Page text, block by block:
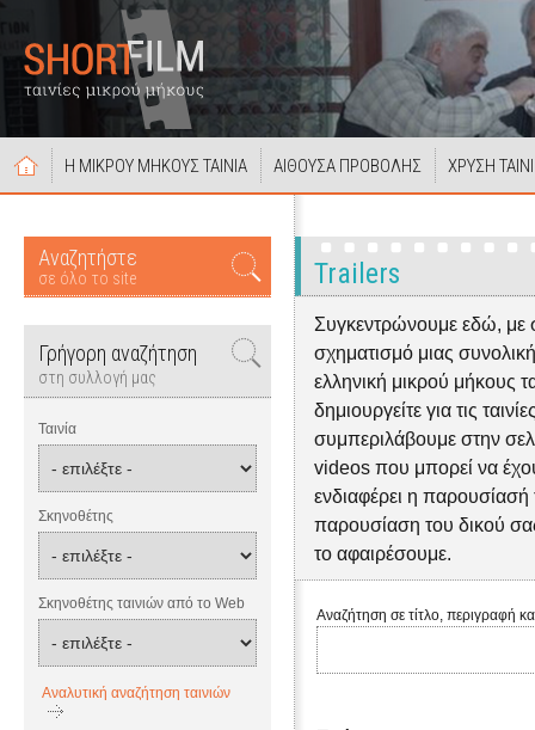
Η ΜΙΚΡΟΥ ΜΗΚΟΥΣ ΤΑΙΝΙΑ ΑΙΘΟΥΣΑ ΠΡΟΒΟΛΗΣ ΧΡΥΣΗ
Αναζητήστε
σε όλο το site
Γρήγορη αναζήτηση
στη συλλογή μας
Ταινία
Σκηνοθέτης
Σκηνοθέτης ταινιών από το Web
Αναλυτική αναζήτηση ταινιών
Trailers
Συγκεντρώνουμε εδώ, με
σχηματισμό μιας
ελληνική μικρού μήκους
δημιουργείτε για τις
συμπεριλάβουμε στην
videos που μπορεί να
ενδιαφέρει η παρουσίασή
παρουσίαση του δικού
το αφαιρέσουμε.
Αναζήτηση σε τίτλο, περιγραφή